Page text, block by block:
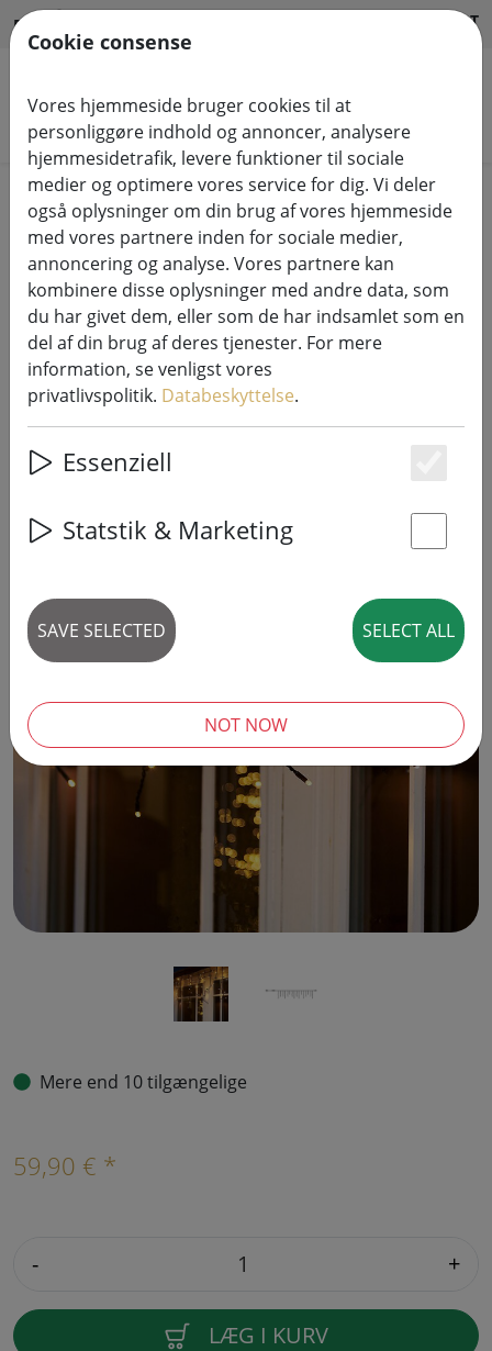
DA HILFE & SUPPORT
Søg efter produkter
Home
Systemer til lyskæder
230V LED Tech-Line systemlyskæder
Sirius Tech-Line ice crystal
lysgardin startsæt 100 LED varm
hvid 2,5 x 0,6 m udendørs 230V sort
Mere end 10 tilgængelige
59,90 € *
- +
LÆG I KURV
Cookie consense
Vores hjemmeside bruger cookies til at
personliggøre indhold og annoncer, analysere
hjemmesidetrafik, levere funktioner til sociale
medier og optimere vores service for dig. Vi deler
også oplysninger om din brug af vores hjemmeside
med vores partnere inden for sociale medier,
annoncering og analyse. Vores partnere kan
kombinere disse oplysninger med andre data, som
du har givet dem, eller som de har indsamlet som en
del af din brug af deres tjenester. For mere
information, se venligst vores
privatlivspolitik. Databeskyttelse.
Essenziell
Statstik & Marketing
SAVE SELECTED SELECT ALL
NOT NOW